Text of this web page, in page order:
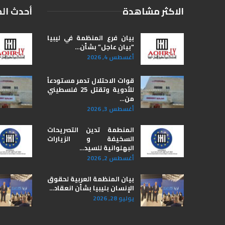
الاكثر مشاهدة
بيان فرع المنظمة في ليبيا
“بيان عاجل” بشأن…
أغسطس 4, 2026
قوات الاحتلال تدمر مستودعاً
للأدوية وتقتل 25 فلسطيني
من…
أغسطس 3, 2026
المنطمة تدين التصريحات
السخيفة و الزيارات
البهلوانية للسيد…
أغسطس 2, 2026
بيان المنظمة العربية لحقوق
الإنسان بليبيا ​بشأن انعقاد…
يوليو 28, 2026
أحدث